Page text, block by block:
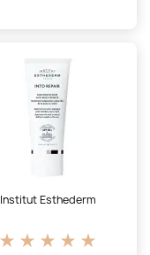
Institut Esthederm